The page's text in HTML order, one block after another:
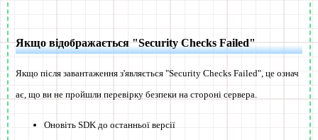
Якщо відображається "Security Checks Failed"
Якщо після завантаження з'являється "Security Checks Failed", це означ
ає, що ви не пройшли перевірку безпеки на стороні сервера.
Оновіть SDK до останньої версії